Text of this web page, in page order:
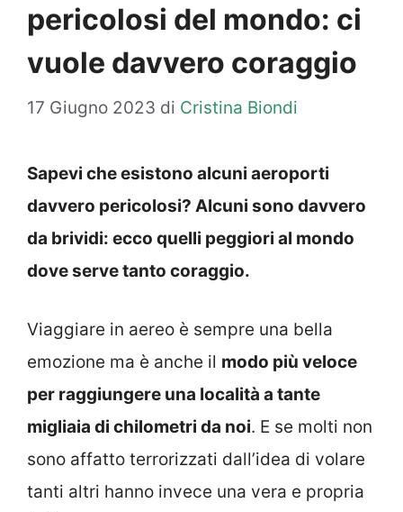
pericolosi del mondo: ci
vuole davvero coraggio
17 Giugno 2023 di Cristina Biondi
Sapevi che esistono alcuni aeroporti
davvero pericolosi? Alcuni sono davvero
da brividi: ecco quelli peggiori al mondo
dove serve tanto coraggio.
Viaggiare in aereo è sempre una bella
emozione ma è anche il modo più veloce
per raggiungere una località a tante
migliaia di chilometri da noi. E se molti non
sono affatto terrorizzati dall’idea di volare
tanti altri hanno invece una vera e propria